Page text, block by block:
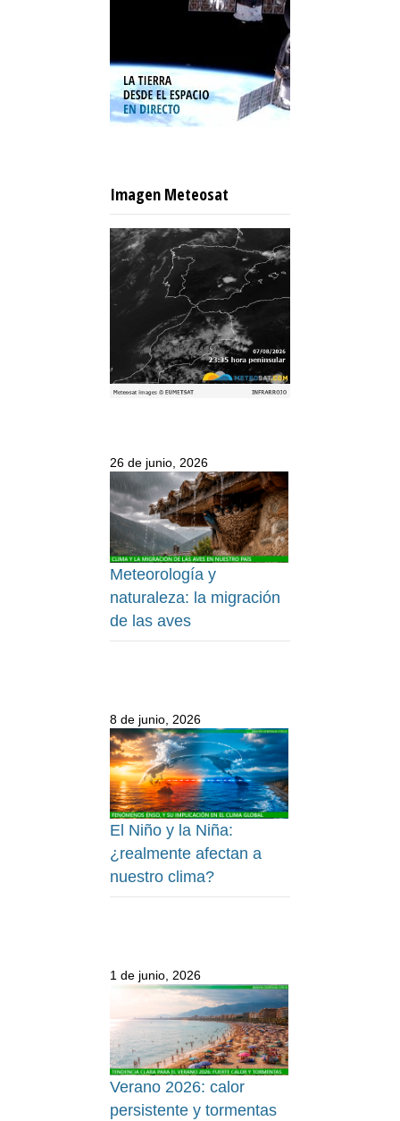
Imagen Meteosat
26 de junio, 2026
Meteorología y
naturaleza: la migración
de las aves
8 de junio, 2026
El Niño y la Niña:
¿realmente afectan a
nuestro clima?
1 de junio, 2026
Verano 2026: calor
persistente y tormentas